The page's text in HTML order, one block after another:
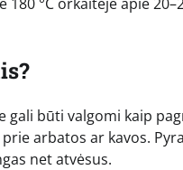
gali būti valgomi kaip
arbatos ar kavos.
net atvėsus.